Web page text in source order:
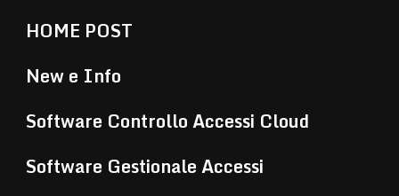
HOME POST
New e Info
Software Controllo Accessi Cloud
Software Gestionale Accessi